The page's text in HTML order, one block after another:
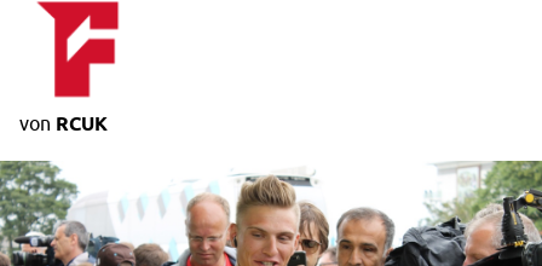
von RCUK